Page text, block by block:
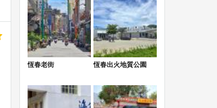
恆春老街 恆春出火地質公園